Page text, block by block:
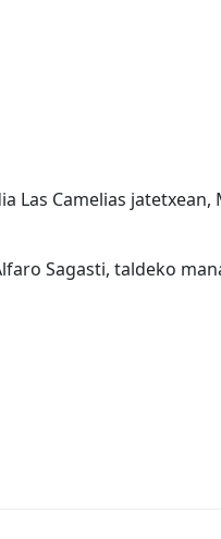
Camelias jatetxean,
Sagasti, taldeko